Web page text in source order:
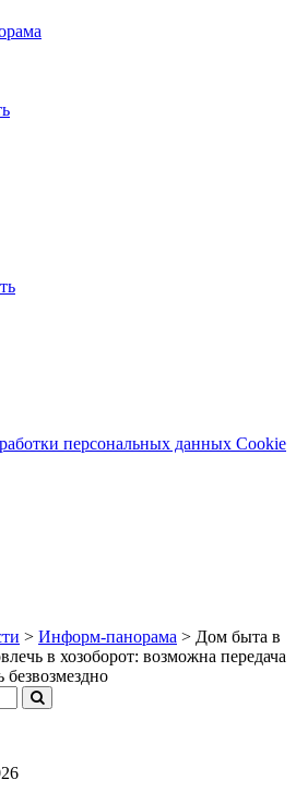
персональных данных Cookie
> Информ-панорама > Дом быта в
в хозоборот: возможна передача
безвозмездно